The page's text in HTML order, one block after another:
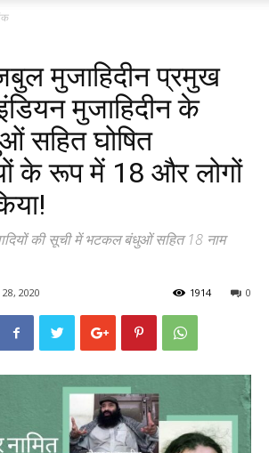
मुजाहिदीन प्रमुख
मुजाहिदीन के
घोषित
के रूप में 18 और लोगों
की सूची में भटकल बंधुओं सहित 18 नाम
2020 0
1914